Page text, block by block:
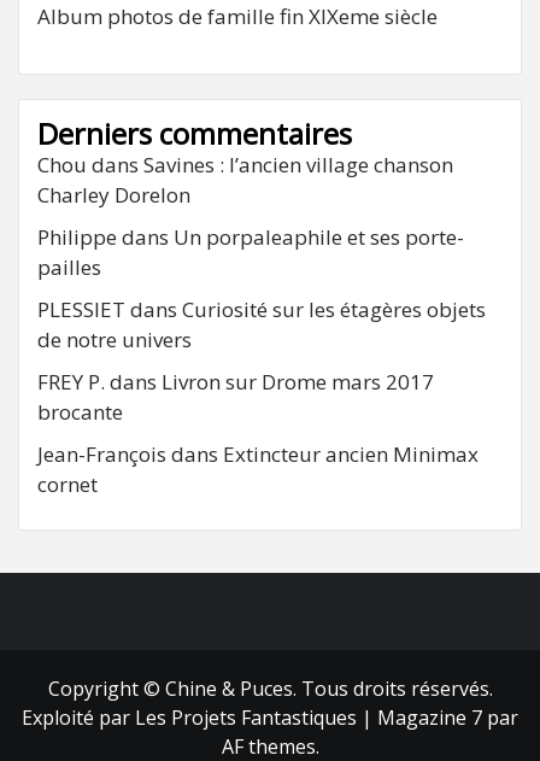
Album photos de famille fin XIXeme siècle
Derniers commentaires
Chou dans Savines : l’ancien village chanson
Charley Dorelon
Philippe dans Un porpaleaphile et ses porte-
pailles
PLESSIET dans Curiosité sur les étagères objets
de notre univers
FREY P. dans Livron sur Drome mars 2017
brocante
Jean-François dans Extincteur ancien Minimax
cornet
Copyright © Chine & Puces. Tous droits réservés.
Exploité par Les Projets Fantastiques | Magazine 7 par
AF themes.